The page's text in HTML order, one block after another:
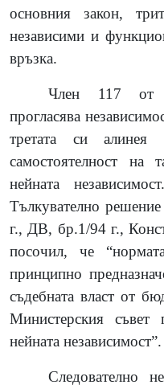
основния закон,
независими и
връзка.
Член 117 от
прогласява
третата си алинея
самостоятелност на
нейната
Тълкувателно
г., ДВ, бр.1/94 г.,
посочил, че
принципно
съдебната власт от
Министерския
нейната независимост”.
Следователно